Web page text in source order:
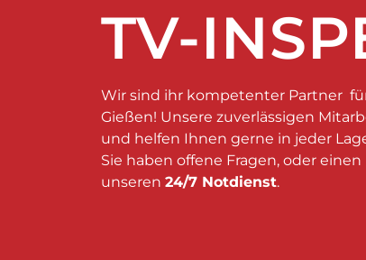
TV-
Wir sind ihr kompetenter Partner
Gießen! Unsere zuverlässigen
und helfen Ihnen gerne in jeder
Sie haben offene Fragen, oder
unseren 24/7 Notdienst.